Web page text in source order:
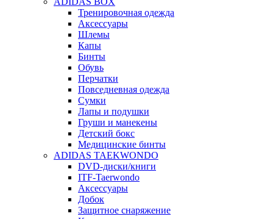
Тренировочная одежда
Аксессуары
Шлемы
Капы
Бинты
Обувь
Перчатки
Повседневная одежда
Сумки
Лапы и подушки
Груши и манекены
Детский бокс
Медицинские бинты
ADIDAS TAEKWONDO
DVD-диски/книги
ITF-Taerwondo
Аксессуары
Добок
Защитное снаряжение